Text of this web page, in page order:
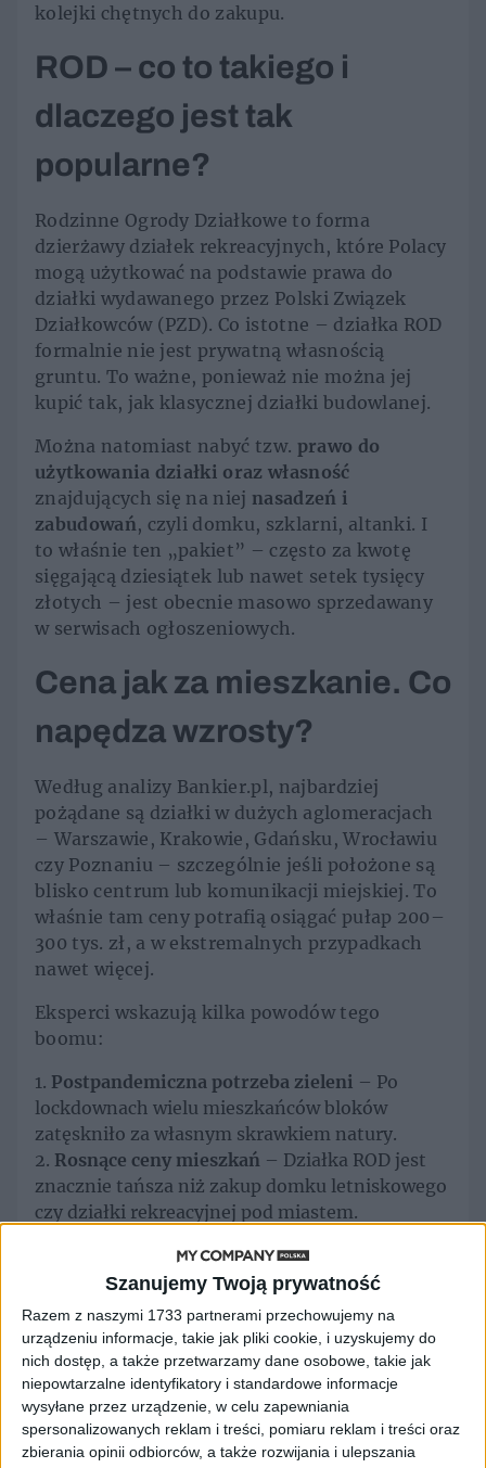
Szanujemy Twoją prywatność
Razem z naszymi 1733 partnerami przechowujemy na
urządzeniu informacje, takie jak pliki cookie, i uzyskujemy do
nich dostęp, a także przetwarzamy dane osobowe, takie jak
niepowtarzalne identyfikatory i standardowe informacje
wysyłane przez urządzenie, w celu zapewniania
spersonalizowanych reklam i treści, pomiaru reklam i treści oraz
zbierania opinii odbiorców, a także rozwijania i ulepszania
kolejki chętnych do zakupu.
ROD – co to takiego i
dlaczego jest tak
popularne?
Rodzinne Ogrody Działkowe to forma
dzierżawy działek rekreacyjnych, które Polacy
mogą użytkować na podstawie prawa do
działki wydawanego przez Polski Związek
Działkowców (PZD). Co istotne – działka ROD
formalnie nie jest prywatną własnością
gruntu. To ważne, ponieważ nie można jej
kupić tak, jak klasycznej działki budowlanej.
Można natomiast nabyć tzw. prawo do
użytkowania działki oraz własność
znajdujących się na niej nasadzeń i
zabudowań, czyli domku, szklarni, altanki. I
to właśnie ten „pakiet” – często za kwotę
sięgającą dziesiątek lub nawet setek tysięcy
złotych – jest obecnie masowo sprzedawany
w serwisach ogłoszeniowych.
Cena jak za mieszkanie. Co
napędza wzrosty?
Według analizy Bankier.pl, najbardziej
pożądane są działki w dużych aglomeracjach
– Warszawie, Krakowie, Gdańsku, Wrocławiu
czy Poznaniu – szczególnie jeśli położone są
blisko centrum lub komunikacji miejskiej. To
właśnie tam ceny potrafią osiągać pułap 200–
300 tys. zł, a w ekstremalnych przypadkach
nawet więcej.
Eksperci wskazują kilka powodów tego
boomu:
Postpandemiczna potrzeba zieleni – Po
lockdownach wielu mieszkańców bloków
zatęskniło za własnym skrawkiem natury.
Rosnące ceny mieszkań – Działka ROD jest
znacznie tańsza niż zakup domku letniskowego
czy działki rekreacyjnej pod miastem.
którzy nie mogą sobie pozwolić na dom
jednorodzinny, działka ROD staje się
„prywatnym ogrodem”.
Chcesz zostać
działkowcem? Uważaj na